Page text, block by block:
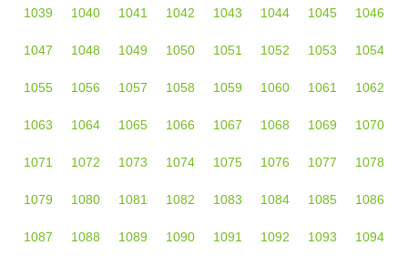
1039 1040 1041 1042 1043 1044 1045 1046
1047 1048 1049 1050 1051 1052 1053 1054
1055 1056 1057 1058 1059 1060 1061 1062
1063 1064 1065 1066 1067 1068 1069 1070
1071 1072 1073 1074 1075 1076 1077 1078
1079 1080 1081 1082 1083 1084 1085 1086
1087 1088 1089 1090 1091 1092 1093 1094